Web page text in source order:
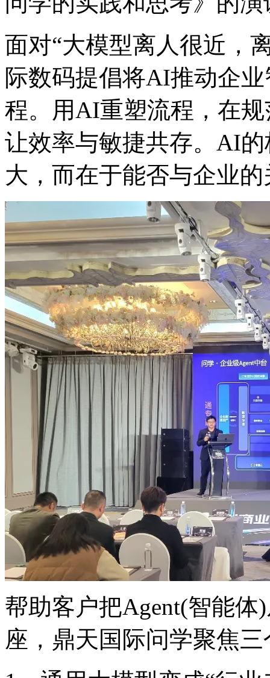
面对“大模型离人很近，
际数码提倡将AI推动企
程。用AI重塑流程，在
让效率与敏捷共存。AI
大，而在于能否与企业
帮助客户把Agent(智能
座，鼎天国际问学聚焦三